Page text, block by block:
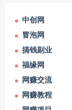
中创网
冒泡网
搞钱副业
福缘网
网赚交流
网赚教程